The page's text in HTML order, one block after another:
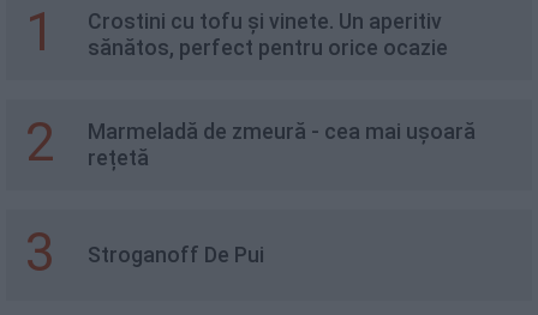
1
Crostini cu tofu și vinete. Un aperitiv
sănătos, perfect pentru orice ocazie
2
Marmeladă de zmeură - cea mai ușoară
rețetă
3 Stroganoff De Pui